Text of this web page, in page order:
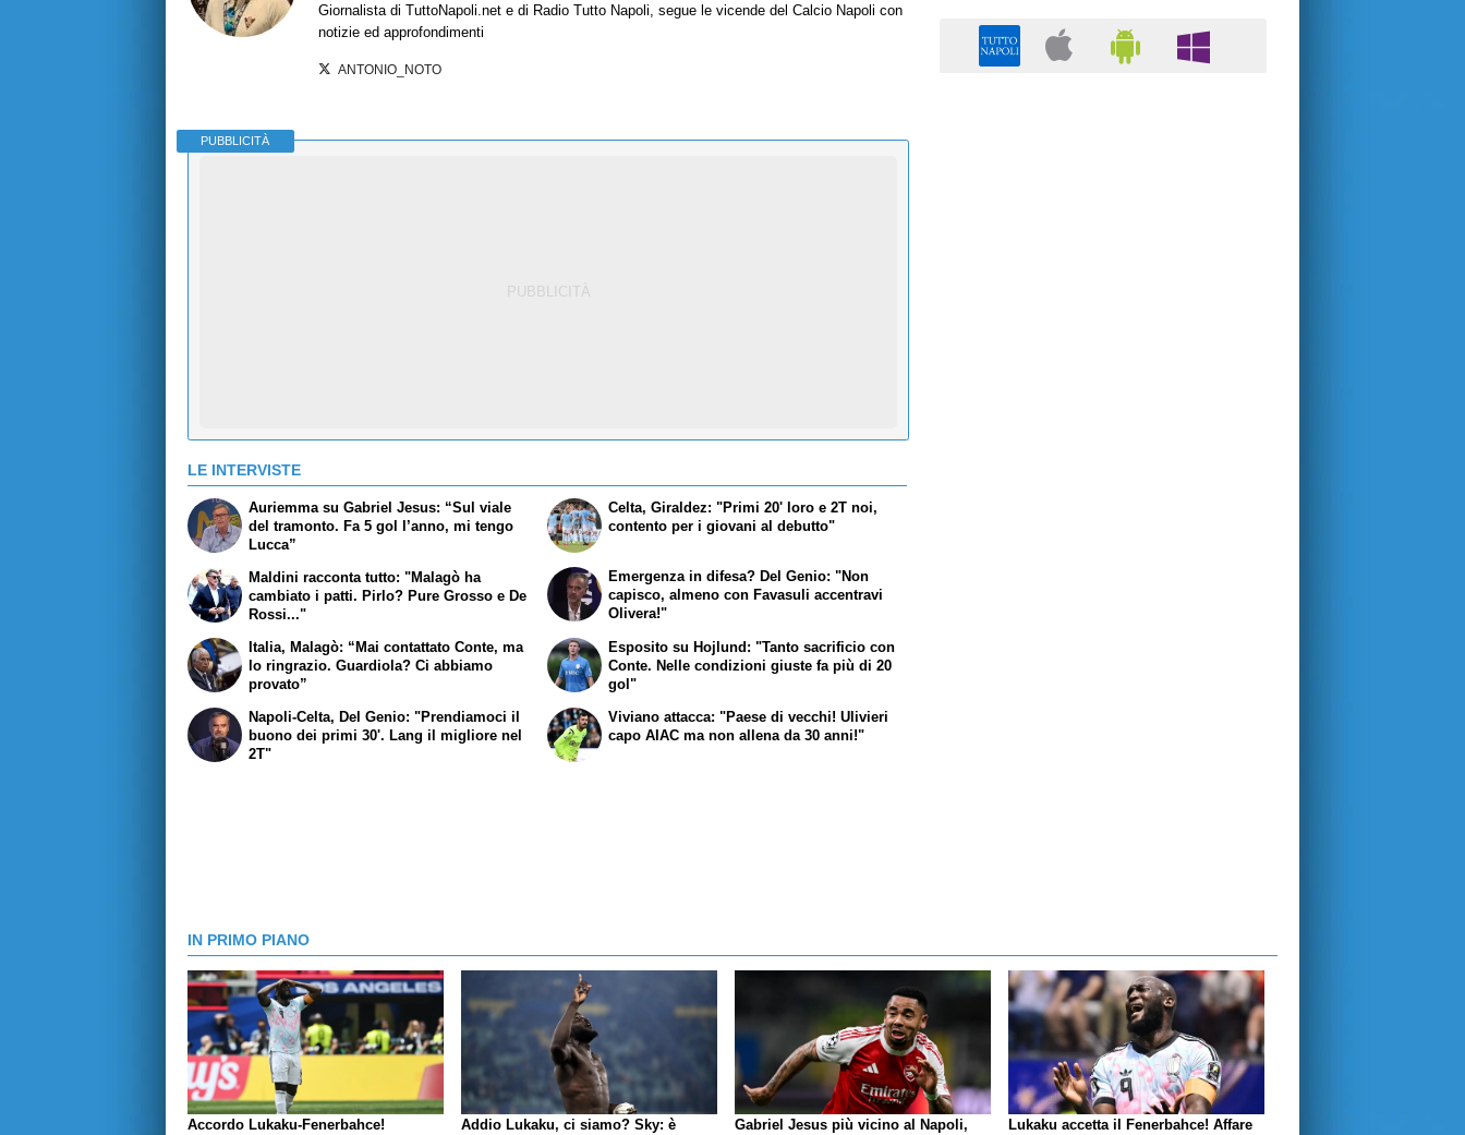
Giornalista di TuttoNapoli.net e di Radio Tutto Napoli, segue le vicende del Calcio Napoli con
notizie ed approfondimenti
ANTONIO_NOTO
PUBBLICITÀ
LE INTERVISTE
Auriemma su Gabriel Jesus: “Sul viale
del tramonto. Fa 5 gol l’anno, mi tengo
Lucca”
Maldini racconta tutto: "Malagò ha
cambiato i patti. Pirlo? Pure Grosso e De
Rossi..."
Celta, Giraldez: "Primi 20' loro e 2T noi,
contento per i giovani al debutto"
Emergenza in difesa? Del Genio: "Non
capisco, almeno con Favasuli accentravi
Olivera!"
Italia, Malagò: “Mai contattato Conte, ma
lo ringrazio. Guardiola? Ci abbiamo
provato”
Napoli-Celta, Del Genio: "Prendiamoci il
buono dei primi 30'. Lang il migliore nel
2T"
Esposito su Hojlund: "Tanto sacrificio con
Conte. Nelle condizioni giuste fa più di 20
gol"
Viviano attacca: "Paese di vecchi! Ulivieri
capo AIAC ma non allena da 30 anni!"
IN PRIMO PIANO
Accordo Lukaku-Fenerbahce!
Addio Lukaku, ci siamo? Sky: è
Gabriel Jesus più vicino al Napoli,
Lukaku accetta il Fenerbahce! Affare